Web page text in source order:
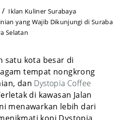
Iklan Kuliner Surabaya
yang Wajib Dikunjungi di Suraba
Selatan
satu kota besar di
tempat nongkrong
dan Dystopia Coffee
di kawasan Jalan
menawarkan lebih dari